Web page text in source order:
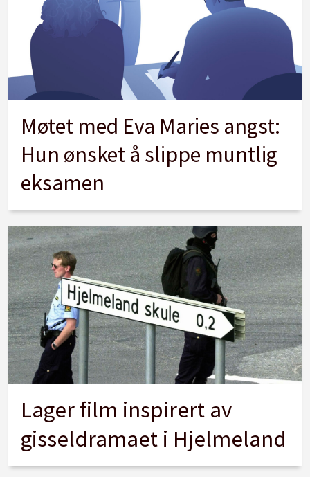
Møtet med Eva Maries angst:
Hun ønsket å slippe muntlig
eksamen
Lager film inspirert av
gisseldramaet i Hjelmeland